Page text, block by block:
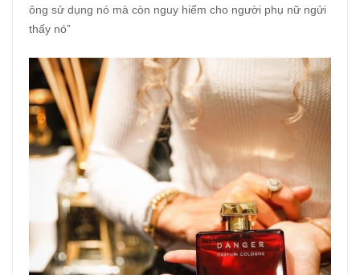
ông sử dụng nó mà còn nguy hiểm cho người phụ nữ ngửi
thấy nó”